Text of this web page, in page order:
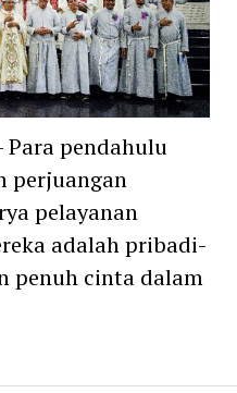
Para pendahulu
perjuangan
pelayanan
adalah pribadi-
penuh cinta dalam